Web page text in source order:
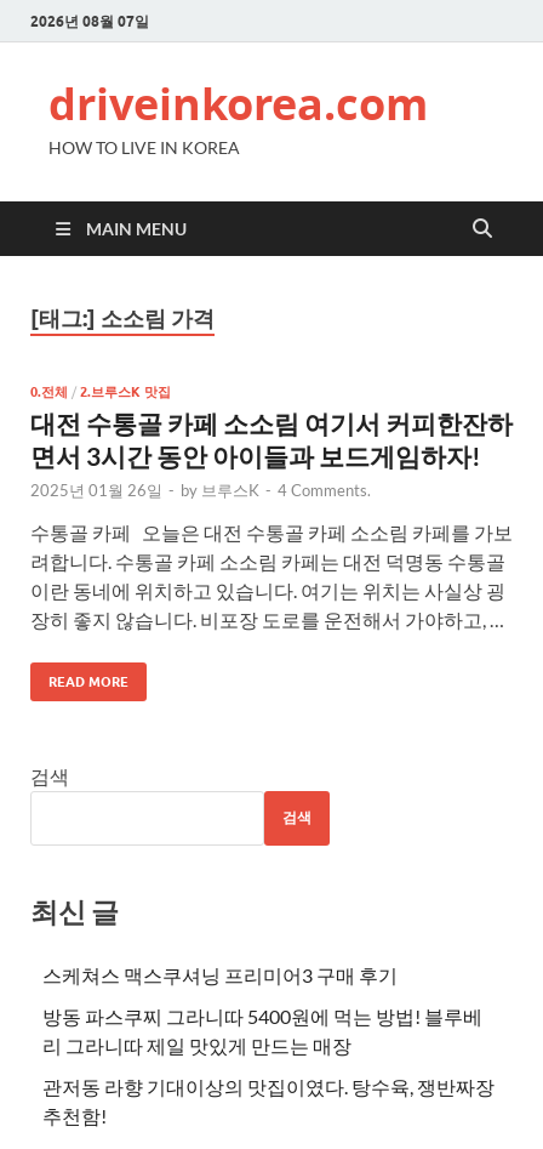
2026년 08월 07일
driveinkorea.com
HOW TO LIVE IN KOREA
MAIN MENU
[태그:] 소소림 가격
0.전체 / 2.브루스K 맛집
대전 수통골 카페 소소림 여기서 커피한잔하
면서 3시간 동안 아이들과 보드게임하자!
2025년 01월 26일 - by 브루스K - 4 Comments.
수통골 카페 오늘은 대전 수통골 카페 소소림 카페를 가보
려합니다. 수통골 카페 소소림 카페는 대전 덕명동 수통골
이란 동네에 위치하고 있습니다. 여기는 위치는 사실상 굉
장히 좋지 않습니다. 비포장 도로를 운전해서 가야하고, …
READ MORE
검색
검색
최신 글
스케쳐스 맥스쿠셔닝 프리미어3 구매 후기
방동 파스쿠찌 그라니따 5400원에 먹는 방법! 블루베
리 그라니따 제일 맛있게 만드는 매장
관저동 라향 기대이상의 맛집이였다. 탕수육, 쟁반짜장
추천함!